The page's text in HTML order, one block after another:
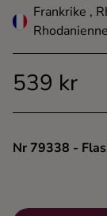
Vodka
Whisky
Frankrike ,
539 kr
Nr 79338 -